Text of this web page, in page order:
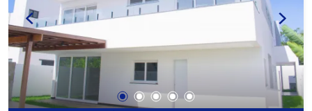
completa de lazer, oferecendo piscina, academia,
salão de festas, sala de jogos, quadra esportiva
e amplas áreas comuns, ideal para momentos de
lazer, conforto e bem-estar. Além disso, possui
excelente localização, a apenas 500 metros do
Shopping Praia Sul e da praia. Entre em contato e